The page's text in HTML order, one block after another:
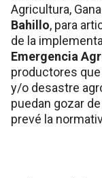
Agricultura,
Bahillo, para
de la
Emergencia
productores
y/o desastre
puedan gozar
prevé la